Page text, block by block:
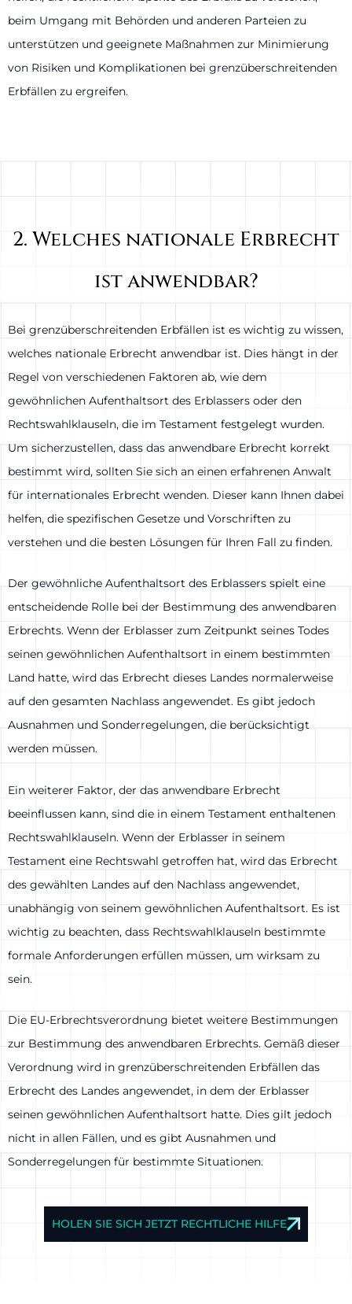
beim Umgang mit Behörden und anderen Parteien zu
unterstützen und geeignete Maßnahmen zur Minimierung
von Risiken und Komplikationen bei grenzüberschreitenden
Erbfällen zu ergreifen.
2. Welches nationale Erbrecht
ist anwendbar?
Bei grenzüberschreitenden Erbfällen ist es wichtig zu wissen,
welches nationale Erbrecht anwendbar ist. Dies hängt in der
Regel von verschiedenen Faktoren ab, wie dem
gewöhnlichen Aufenthaltsort des Erblassers oder den
Rechtswahlklauseln, die im Testament festgelegt wurden.
Um sicherzustellen, dass das anwendbare Erbrecht korrekt
bestimmt wird, sollten Sie sich an einen erfahrenen Anwalt
für internationales Erbrecht wenden. Dieser kann Ihnen dabei
helfen, die spezifischen Gesetze und Vorschriften zu
verstehen und die besten Lösungen für Ihren Fall zu finden.
Der gewöhnliche Aufenthaltsort des Erblassers spielt eine
entscheidende Rolle bei der Bestimmung des anwendbaren
Erbrechts. Wenn der Erblasser zum Zeitpunkt seines Todes
seinen gewöhnlichen Aufenthaltsort in einem bestimmten
Land hatte, wird das Erbrecht dieses Landes normalerweise
auf den gesamten Nachlass angewendet. Es gibt jedoch
Ausnahmen und Sonderregelungen, die berücksichtigt
werden müssen.
Ein weiterer Faktor, der das anwendbare Erbrecht
beeinflussen kann, sind die in einem Testament enthaltenen
Rechtswahlklauseln. Wenn der Erblasser in seinem
Testament eine Rechtswahl getroffen hat, wird das Erbrecht
des gewählten Landes auf den Nachlass angewendet,
unabhängig von seinem gewöhnlichen Aufenthaltsort. Es ist
wichtig zu beachten, dass Rechtswahlklauseln bestimmte
formale Anforderungen erfüllen müssen, um wirksam zu
sein.
Die EU-Erbrechtsverordnung bietet weitere Bestimmungen
zur Bestimmung des anwendbaren Erbrechts. Gemäß dieser
Verordnung wird in grenzüberschreitenden Erbfällen das
Erbrecht des Landes angewendet, in dem der Erblasser
seinen gewöhnlichen Aufenthaltsort hatte. Dies gilt jedoch
nicht in allen Fällen, und es gibt Ausnahmen und
Sonderregelungen für bestimmte Situationen.
HOLEN SIE SICH JETZT RECHTLICHE HILFE